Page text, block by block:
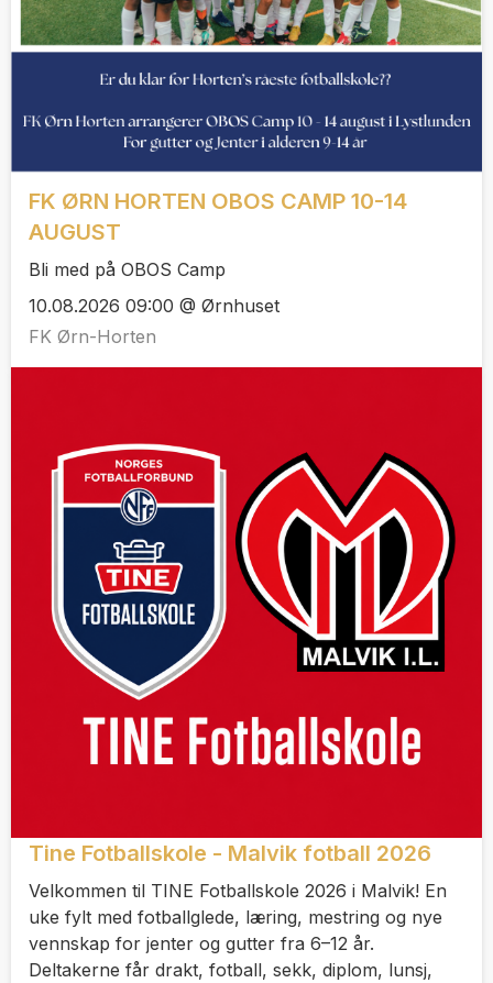
FK ØRN HORTEN OBOS CAMP 10-14
AUGUST
Bli med på OBOS Camp
10.08.2026 09:00 @ Ørnhuset
FK Ørn-Horten
Tine Fotballskole - Malvik fotball 2026
Velkommen til TINE Fotballskole 2026 i Malvik! En
uke fylt med fotballglede, læring, mestring og nye
vennskap for jenter og gutter fra 6–12 år.
Deltakerne får drakt, fotball, sekk, diplom, lunsj,